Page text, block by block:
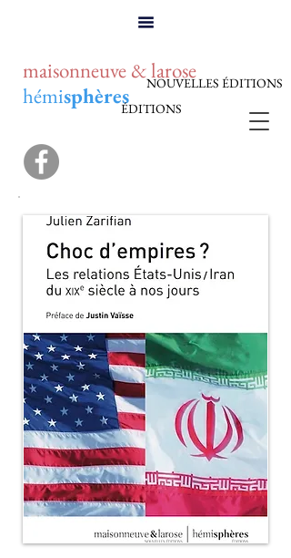
hémisphèresÉDITIONS
maisonneuve & laroseNOUVELLES ÉDITIONS